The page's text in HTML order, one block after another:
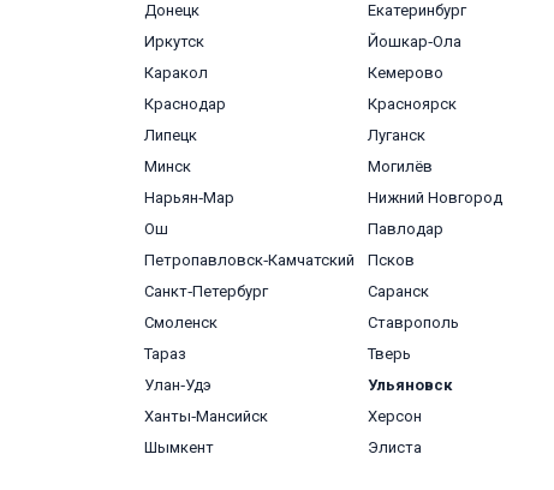
Донецк
Екатеринбург
Иркутск
Йошкар‑Ола
Каракол
Кемерово
Краснодар
Красноярск
Липецк
Луганск
Минск
Могилёв
Нарьян‑Мар
Нижний Новгород
Ош
Павлодар
Петропавловск‑Камчатский
Псков
Санкт‑Петербург
Саранск
Смоленск
Ставрополь
Тараз
Тверь
Улан‑Удэ
Ульяновск
Ханты‑Мансийск
Херсон
Шымкент
Элиста